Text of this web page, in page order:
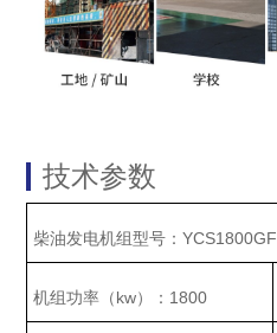
技术参数
柴油发电机组型号： YCS1800GF
机组功率（ kw）： 1800